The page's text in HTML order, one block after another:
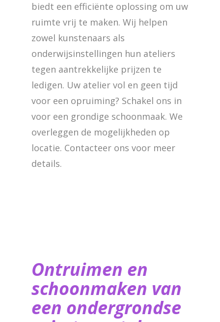
biedt een efficiënte oplossing om uw
ruimte vrij te maken. Wij helpen
zowel kunstenaars als
onderwijsinstellingen hun ateliers
tegen aantrekkelijke prijzen te
ledigen. Uw atelier vol en geen tijd
voor een opruiming? Schakel ons in
voor een grondige schoonmaak. We
overleggen de mogelijkheden op
locatie. Contacteer ons voor meer
details.
Ontruimen en
schoonmaken van
een ondergrondse